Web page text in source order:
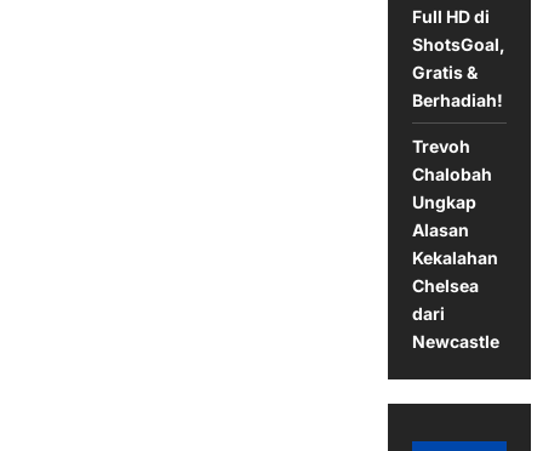
Full HD di
ShotsGoal,
Gratis &
Berhadiah!
Trevoh
Chalobah
Ungkap
Alasan
Kekalahan
Chelsea
dari
Newcastle